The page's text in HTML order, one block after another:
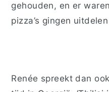
gehouden, en er
pizza’s gingen
Renée spreekt dan